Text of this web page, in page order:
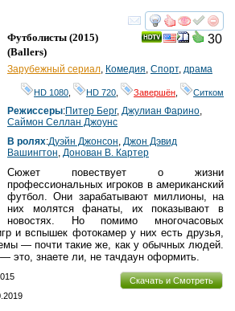
смотреть
30
Футболисты (2015)
(Ballers)
Зарубежный сериал Комедия Спорт, драма
HD 1080 HD 720 Завершён Ситком
Режиссеры:Питер Берг, Джулиан Фарино
Саймон Селлан Джоунс
В ролях:Дуэйн Джонсон Джон Дэвид
Вашингтон Донован В. Картер
Сюжет повествует о жизни
профессиональных игроков в американский
футбол. Они зарабатывают миллионы, на
них молятся фанаты, их показывают в
новостях. Но помимо многочасовых
и вспышек фотокамер у них есть друзья,
— почти такие же, как у обычных людей.
это, знаете ли, не тачдаун оформить.
Скачать и Смотреть